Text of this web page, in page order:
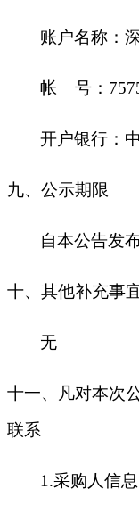
账户名称：
帐 号：
开户银行：
九、公示期限
自本公告发
十、其他补充事
无
十一、凡对本次
联系
1.采购人信息